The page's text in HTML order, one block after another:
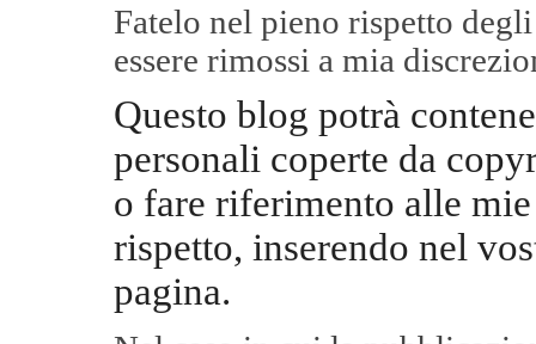
Fatelo nel pieno rispetto
essere rimossi a mia
Questo blog potrà
personali coperte da
o fare riferimento alle
rispetto, inserendo nel
pagina.